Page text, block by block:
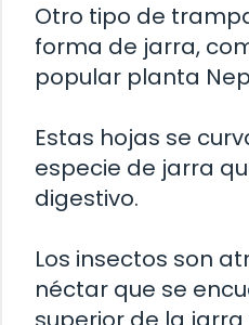
Otro tipo de
forma de jarra,
popular planta
Estas hojas se
especie de jarra
digestivo.
Los insectos son
néctar que se